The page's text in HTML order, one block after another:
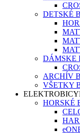
DETSKÉ
DÁMSKE
ARCHÍV
VŠETKY
HORSKÉ